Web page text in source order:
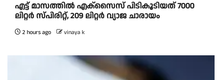
എട്ട് മാസത്തിൽ എക്സൈസ് പിടികൂടിയത് 7000
ലിറ്റർ സ്പിരിറ്റ്‌, 209 ലിറ്റർ വ്യാജ ചാരായം
2 hours ago vinaya k